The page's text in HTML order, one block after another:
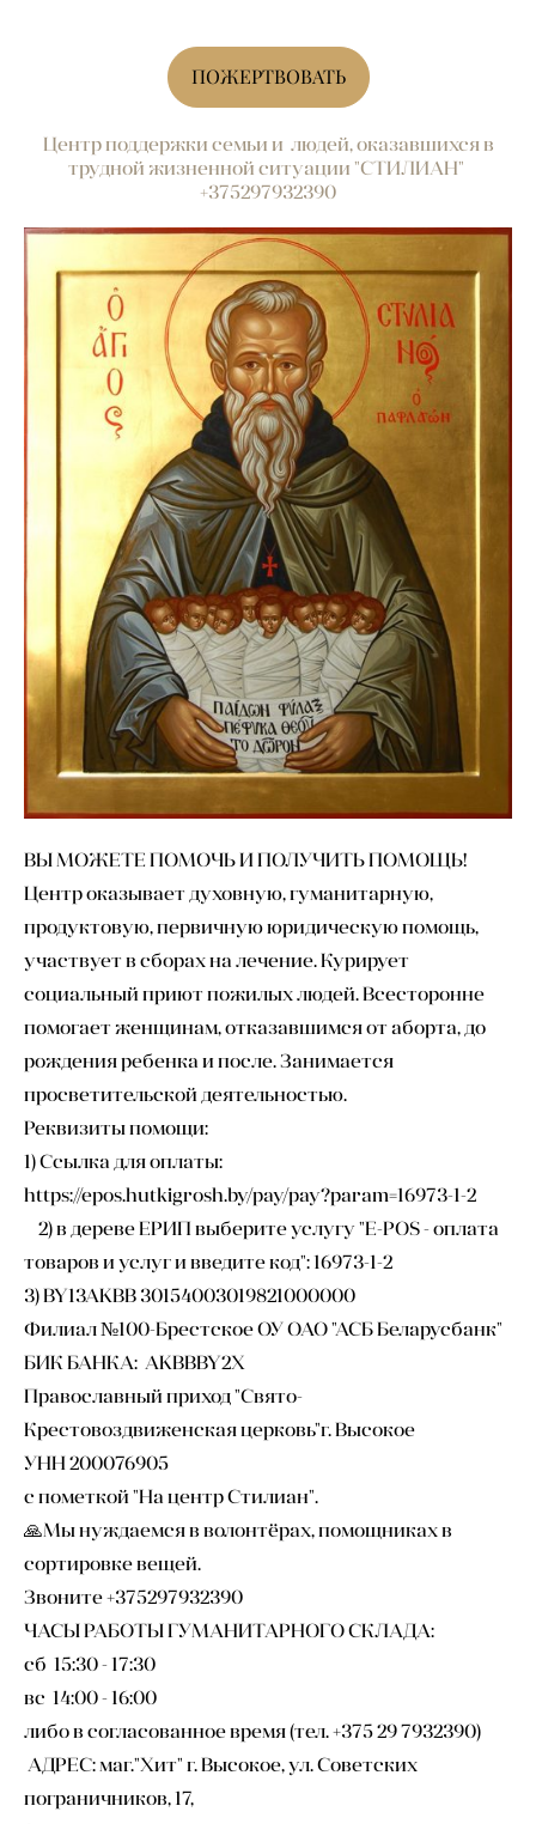
ПОЖЕРТВОВАТЬ
Центр поддержки семьи и людей, оказавшихся в
трудной жизненной ситуации "СТИЛИАН"
+375297932390
ВЫ МОЖЕТЕ ПОМОЧЬ И ПОЛУЧИТЬ ПОМОЩЬ!
Центр оказывает духовную, гуманитарную,
продуктовую, первичную юридическую помощь,
участвует в сборах на лечение. Курирует
социальный приют пожилых людей. Всесторонне
помогает женщинам, отказавшимся от аборта, до
рождения ребенка и после. Занимается
просветительской деятельностью.
Реквизиты помощи:
1) Ссылка для оплаты:
https://epos.hutkigrosh.by/pay/pay?param=16973-1-2
2) в дереве ЕРИП выберите услугу "E-POS - оплата
товаров и услуг и введите код": 16973-1-2
3) BY13AKBB 30154003019821000000
Филиал №100-Брестское ОУ ОАО "АСБ Беларусбанк"
БИК БАНКА: AKBBBY2X
Православный приход "Свято-
Крестовоздвиженская церковь"г. Высокое
УНН 200076905
с пометкой "На центр Стилиан".
🙏Мы нуждаемся в волонтёрах, помощниках в
сортировке вещей.
Звоните +375297932390
ЧАСЫ РАБОТЫ ГУМАНИТАРНОГО СКЛАДА:
сб 15:30 - 17:30
вс 14:00 - 16:00
либо в согласованное время (тел. +375 29 7932390)
АДРЕС: маг."Хит" г. Высокое, ул. Советских
пограничников, 17,